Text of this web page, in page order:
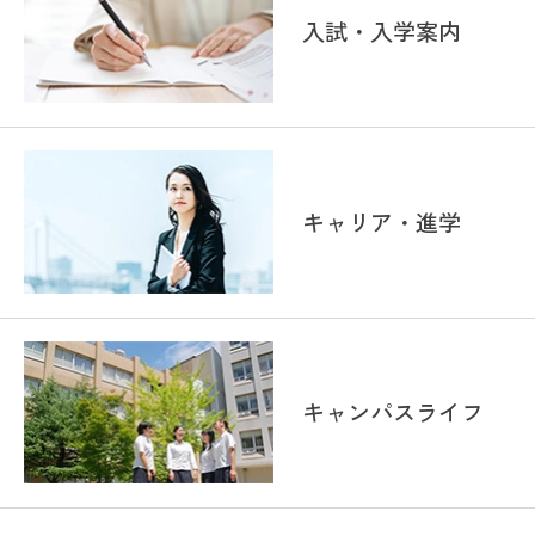
入試・入学案内
キャリア・進学
キャンパスライフ